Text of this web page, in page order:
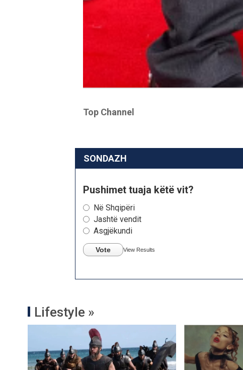
Top Channel
SONDAZH
Pushimet tuaja këtë vit?
Në Shqipëri
Jashtë vendit
Asgjëkundi
Vote View Results
Lifestyle »